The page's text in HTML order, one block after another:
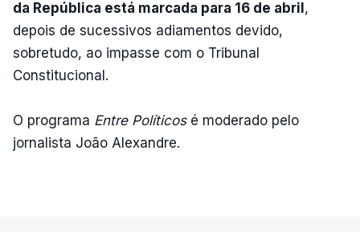
da República está marcada para 16 de abril ,
depois de sucessivos adiamentos devido,
sobretudo, ao impasse com o Tribunal
Constitucional.
O programa Entre Políticos é moderado pelo
jornalista João Alexandre.